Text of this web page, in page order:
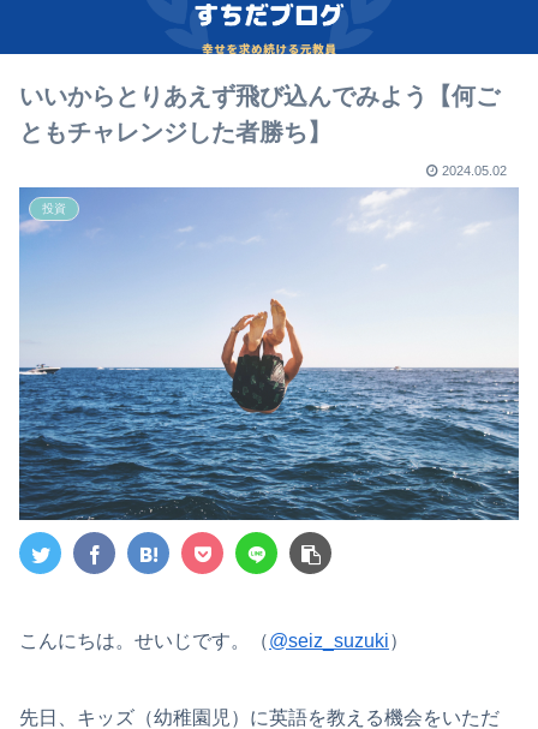
いいからとりあえず飛び込んでみよう【何ご
ともチャレンジした者勝ち】
2024.05.02
投資
こんにちは。せいじです。（@seiz_suzuki）
先日、キッズ（幼稚園児）に英語を教える機会をいただ